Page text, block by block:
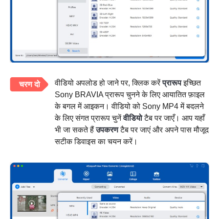
चरण दो वीडियो अपलोड हो जाने पर, क्लिक करेंप्रारूपइच्छित
Sony BRAVIA प्रारूप चुनने के लिए आयातित फ़ाइल
के बगल में आइकन। वीडियो को Sony MP4 में बदलने
के लिए संगत प्रारूप चुनेंवीडियोटैब पर जाएँ। आप यहाँ
भी जा सकते हैंउपकरणटैब पर जाएं और अपने पास मौजूद
सटीक डिवाइस का चयन करें।